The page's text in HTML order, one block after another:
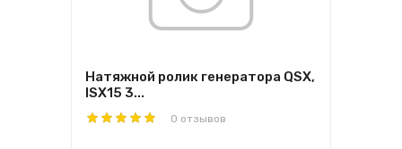
Натяжной ролик генератора QSX,
ISX15 3...
0 отзывов